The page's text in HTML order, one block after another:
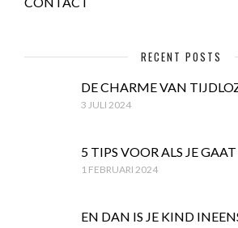
RECENT POSTS
DE CHARME VAN
3 JULI 2024
5 TIPS VOOR ALS JE
1 FEBRUARI 2024
EN DAN IS JE KIND